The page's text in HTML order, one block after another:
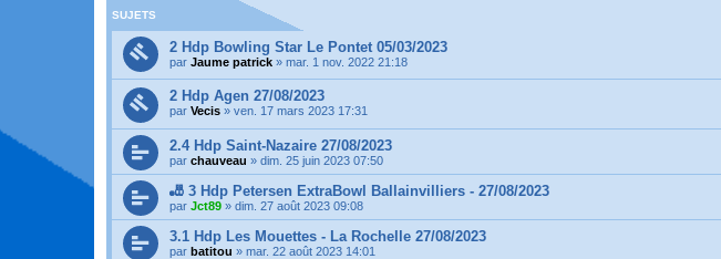
SUJETS
2 Hdp Bowling Star Le Pontet 05/03/2023
par Jaume patrick » mar. 1 nov. 2022 21:18
2 Hdp Agen 27/08/2023
par Vecis » ven. 17 mars 2023 17:31
2.4 Hdp Saint-Nazaire 27/08/2023
par chauveau » dim. 25 juin 2023 07:50
🎳 3 Hdp Petersen ExtraBowl Ballainvilliers - 27/08/2023
par Jct89 » dim. 27 août 2023 09:08
3.1 Hdp Les Mouettes - La Rochelle 27/08/2023
par batitou » mar. 22 août 2023 14:01